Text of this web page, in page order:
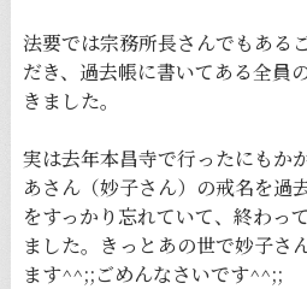
法要では宗務所長さんでもある
だき、過去帳に書いてある全員
きました。
実は去年本昌寺で行ったにもか
あさん（妙子さん）の戒名を過
をすっかり忘れていて、終わっ
ました。きっとあの世で妙子さ
ます^^;;ごめんなさいです^^;;